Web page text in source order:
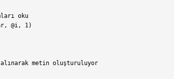
oku
@i, 1)
alınarak metin oluşturuluyor